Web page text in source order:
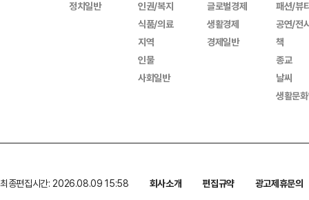
정치일반
인권/복지
식품/의료
지역
인물
사회일반
글로벌경제
생활경제
경제일반
패션/뷰
공연/전
책
종교
날씨
생활문
최종편집시간: 2026.08.09 15:58 회사소개 편집규약
광고제휴문의